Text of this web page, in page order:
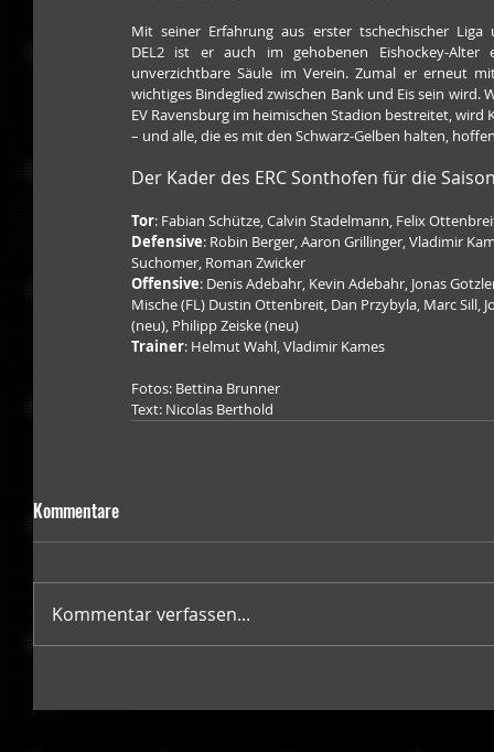
Mit seiner Erfahrung aus erster tschechischer Liga
DEL2 ist er auch im gehobenen Eishockey-Alter
unverzichtbare Säule im Verein. Zumal er erneut
wichtiges Bindeglied zwischen Bank und Eis sein wird.
EV Ravensburg im heimischen Stadion bestreitet,
– und alle, die es mit den Schwarz-Gelben halten,
Der Kader des ERC Sonthofen für die
Tor: Fabian Schütze, Calvin Stadelmann, Felix
Defensive: Robin Berger, Aaron Grillinger, Vladimir
Suchomer, Roman Zwicker
Offensive: Denis Adebahr, Kevin Adebahr, Jonas
Mische (FL) Dustin Ottenbreit, Dan Przybyla, Marc Sill,
(neu), Philipp Zeiske (neu)
Trainer: Helmut Wahl, Vladimir Kames
Fotos: Bettina Brunner
Text: Nicolas Berthold
Kommentare
Kommentar verfassen...